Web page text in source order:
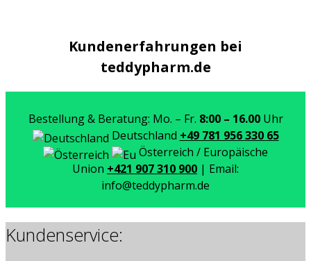
Kundenerfahrungen bei
teddypharm.de
Bestellung & Beratung: Mo. – Fr. 8:00 – 16.00Uhr
Deutschland +49 781 956 330 65
Österreich / Europäische
Union +421 907 310 900 | Email:
info@teddypharm.de
Kundenservice: